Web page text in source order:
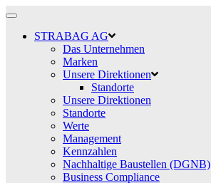
Toggle
navigationSTRABAG AG
Das Unternehmen
Marken
Unsere Direktionen
Standorte
Unsere Direktionen
Standorte
Werte
Management
Kennzahlen
Nachhaltige Baustellen (DGNB)
Business Compliance